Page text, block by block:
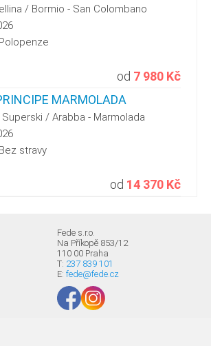
/ Bormio - San Colombano
od 7 980 Kč
MARMOLADA
/ Arabba - Marmolada
stravy
od 14 370 Kč
Fede s.r.o.
Na Příkopě 853/12
110 00 Praha
T: 237 839 101
E: fede@fede.cz